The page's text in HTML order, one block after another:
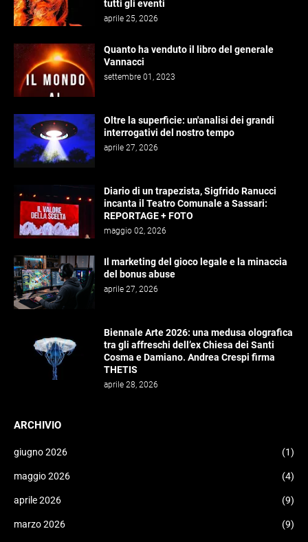
tutti gli eventi
aprile 25, 2026
Quanto ha venduto il libro del generale
Vannacci
settembre 01, 2023
Oltre la superficie: un'analisi dei grandi
interrogativi del nostro tempo
aprile 27, 2026
Diario di un trapezista, Sigfrido Ranucci
incanta il Teatro Comunale a Sassari:
REPORTAGE + FOTO
maggio 02, 2026
Il marketing del gioco legale e la minaccia
del bonus abuse
aprile 27, 2026
Biennale Arte 2026: una medusa olografica
tra gli affreschi dell’ex Chiesa dei Santi
Cosma e Damiano. Andrea Crespi firma
THETIS
aprile 28, 2026
ARCHIVIO
giugno 2026 (1)
maggio 2026 (4)
aprile 2026 (9)
marzo 2026 (9)